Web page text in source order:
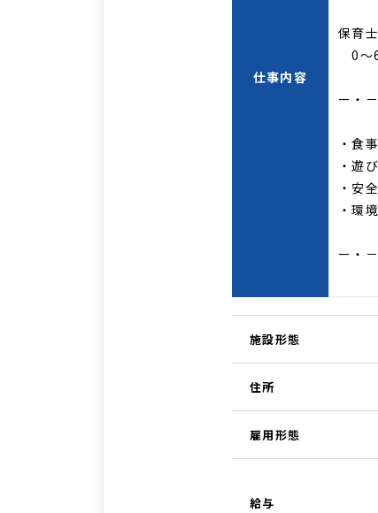
仕事内容
保育
0～
ー・
・食
・遊
・安
・
ー・
施設形態
住所
雇用形態
給与